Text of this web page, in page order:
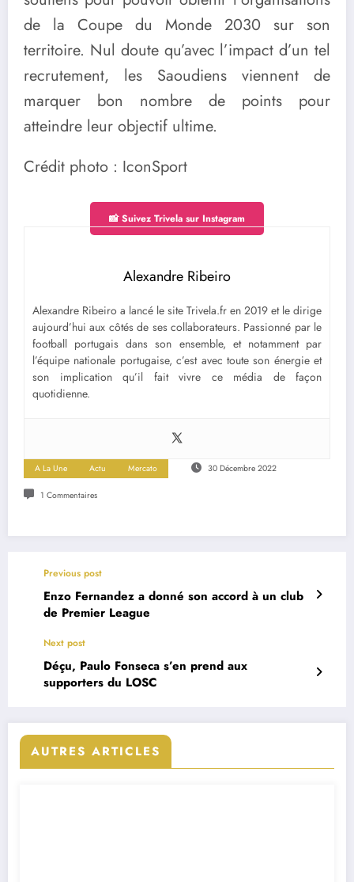
de la Coupe du Monde 2030 sur son
territoire. Nul doute qu’avec l’impact d’un tel
recrutement, les Saoudiens viennent de
marquer bon nombre de points pour
atteindre leur objectif ultime.
Crédit photo : IconSport
📸 Suivez Trivela sur Instagram
Alexandre Ribeiro
Alexandre Ribeiro a lancé le site Trivela.fr en 2019 et le dirige
aujourd’hui aux côtés de ses collaborateurs. Passionné par le
football portugais dans son ensemble, et notamment par
l’équipe nationale portugaise, c’est avec toute son énergie et
son implication qu’il fait vivre ce média de façon
quotidienne.
A La Une Actu Mercato 30 Décembre 2022
1 Commentaires
Previous post
Enzo Fernandez a donné son accord à un club
de Premier League
Next post
Déçu, Paulo Fonseca s’en prend aux
supporters du LOSC
AUTRES ARTICLES